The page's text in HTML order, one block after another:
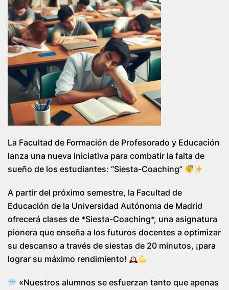
La Facultad de Formación de Profesorado y Educación
lanza una nueva iniciativa para combatir la falta de
sueño de los estudiantes: “Siesta-Coaching”
A partir del próximo semestre, la Facultad de
Educación de la Universidad Autónoma de Madrid
ofrecerá clases de *Siesta-Coaching*, una asignatura
pionera que enseña a los futuros docentes a optimizar
su descanso a través de siestas de 20 minutos, ¡para
lograr su máximo rendimiento!
«Nuestros alumnos se esfuerzan tanto que apenas